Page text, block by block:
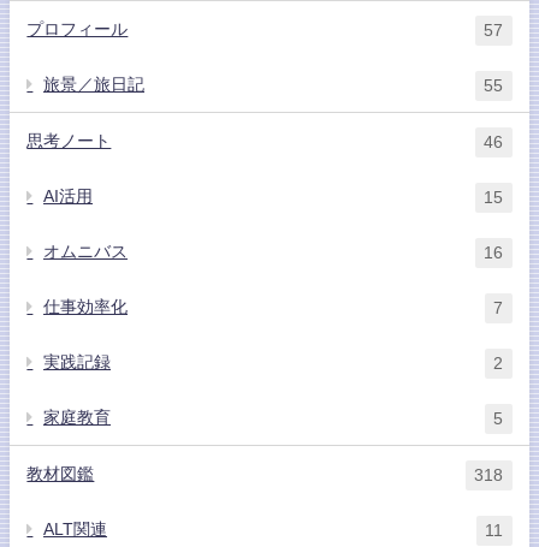
プロフィール 57
旅景／旅日記 55
思考ノート 46
AI活用 15
オムニバス 16
仕事効率化 7
実践記録 2
家庭教育 5
教材図鑑 318
ALT関連 11